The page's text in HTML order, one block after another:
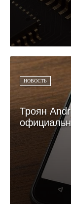
НОВОСТЬ
Троян